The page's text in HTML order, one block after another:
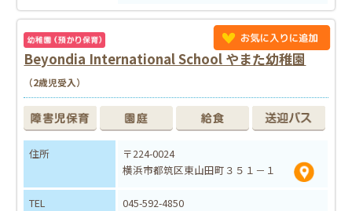
Beyondia International School やまた幼稚園
（2歳児受入）
住所
〒224-0024
横浜市都筑区東山田町３５１－１
TEL
045-592-4850